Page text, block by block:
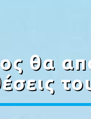
θα